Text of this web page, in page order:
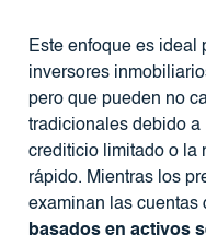
Este enfoque es ideal
inversores
pero que pueden no
tradicionales debido a
crediticio limitado o la
rápido. Mientras los
examinan las cuentas
basados ​​en activos